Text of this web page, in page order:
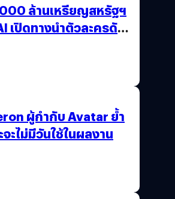
ล้านเหรียญสหรัฐฯ
เปิดทางนำตัวละครดัง
ผู้กำกับ Avatar ย้ำ
ะไม่มีวันใช้ในผลงาน